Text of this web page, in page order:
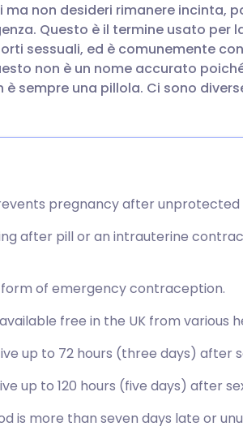
🇵🇹 Português
🇮🇱 עברית
🇸🇪 Svenska
non desideri rimanere incinta,
Questo è il termine usato per
sessuali, ed è comunemente
non è un nome accurato
sempre una pillola. Ci sono
pregnancy after unprotected
after pill or an intrauterine
of emergency contraception.
free in the UK from various
up to 72 hours (three days) after
up to 120 hours (five days) after
is more than seven days late or